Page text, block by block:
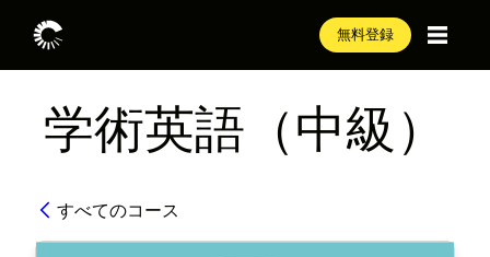
無料登録
学術英語（中級）
すべてのコース